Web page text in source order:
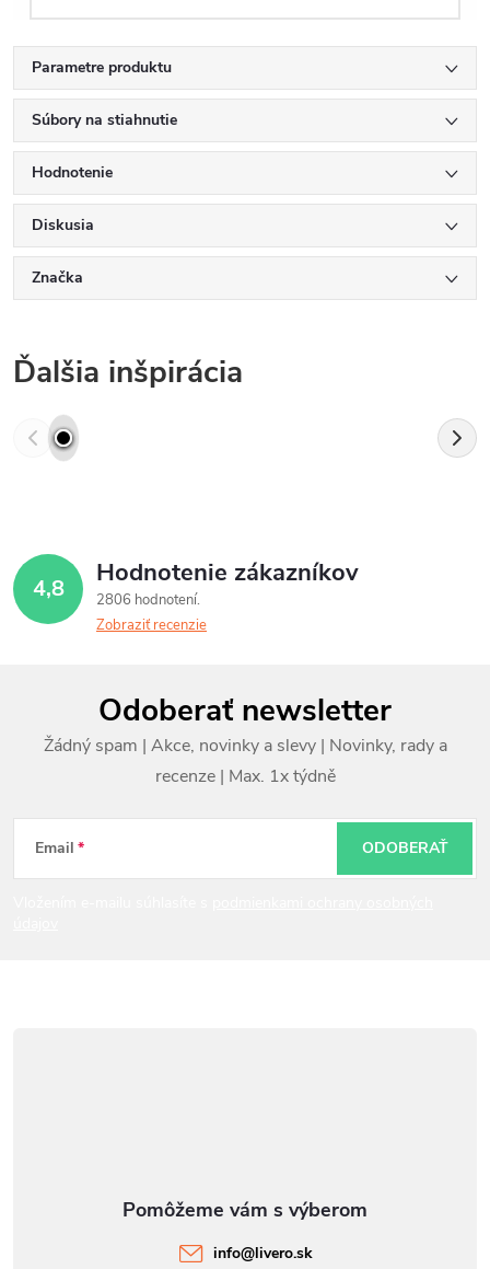
Parametre produktu
Súbory na stiahnutie
Hodnotenie
Diskusia
Značka
Ďalšia inšpirácia
4,8 Hodnotenie zákazníkov
2806 hodnotení
Zobraziť recenzie
ä
Odoberať newsletter
Email ODOBERAŤ
info@livero.sk